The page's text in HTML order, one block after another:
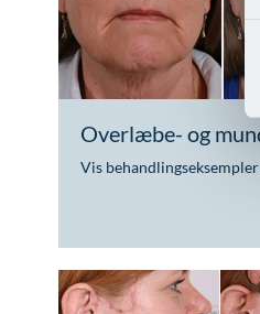
Overlæbe- og
Vis behandlingseksempler